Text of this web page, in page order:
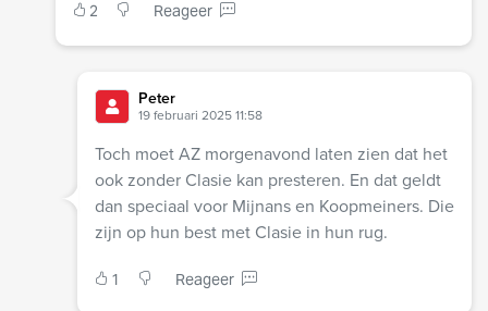
2 Reageer
Peter
19 februari 2025 11:58
Toch moet AZ morgenavond laten zien dat het
ook zonder Clasie kan presteren. En dat geldt
dan speciaal voor Mijnans en Koopmeiners. Die
zijn op hun best met Clasie in hun rug.
1 Reageer